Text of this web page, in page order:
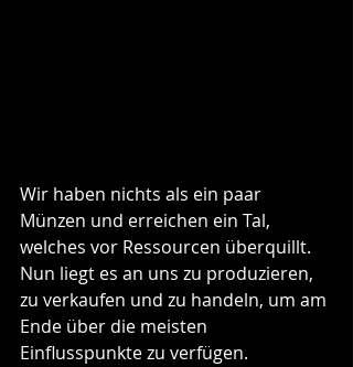
Wir haben nichts als ein paar
Münzen und erreichen ein Tal,
welches vor Ressourcen überquillt.
Nun liegt es an uns zu produzieren,
zu verkaufen und zu handeln, um am
Ende über die meisten
Einflusspunkte zu verfügen.